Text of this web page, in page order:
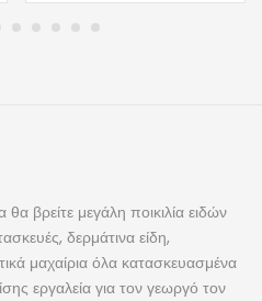
βρείτε μεγάλη ποικιλία ειδών
δερμάτινα είδη,
μαχαίρια όλα κατασκευασμένα
εργαλεία για τον γεωργό τον